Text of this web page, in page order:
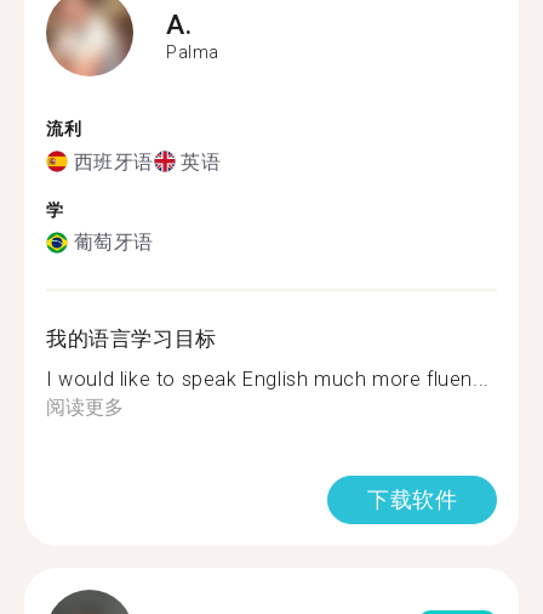
A.
Palma
流利
西班牙语 英语
学
葡萄牙语
我的语言学习目标
I would like to speak English much more fluen...
阅读更多
下载软件